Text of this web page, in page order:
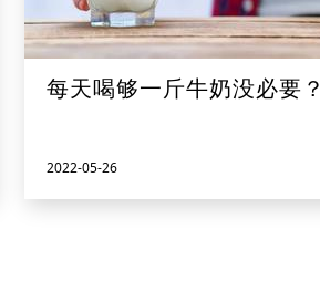
每天喝够一斤牛奶没必要？
2022-05-26